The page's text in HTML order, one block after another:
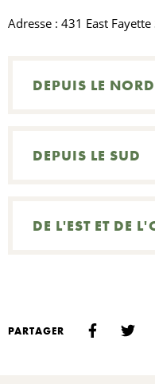
Adresse : 431 East
DEPUIS LE NORD
DEPUIS LE SUD
DE L'EST ET DE
PARTAGER